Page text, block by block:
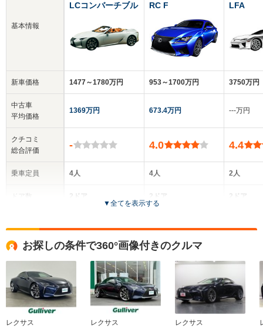
基本情報
新車価格
中古車
平均価格
クチコミ
総合評価
乗車定員
サイズ
(全長x全幅x全高)
LCコンバーチブル
1477～1780万円
1369万円
-
4人
2ドア
全高
全幅
1.92m
全長
4.77m
RC F
953～1700万円
673.4万円
4.0
4人
2ドア
全高
1.85m
全長
4.71m
LFA
3750万円
‐‐‐万円
4.4
2人
2ドア
全
▼全てを表示する
お探しの条件で360°画像付きのクルマ
レクサス レクサス レクサス